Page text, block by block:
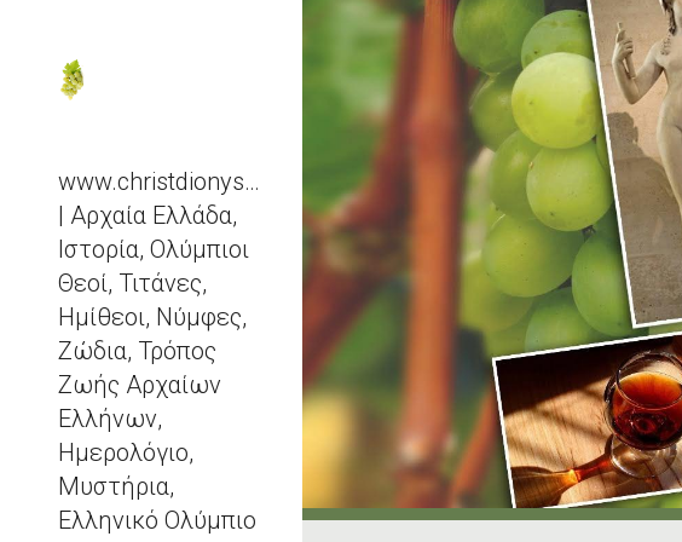
Skip to main content
www.christdionysos.com
| Αρχαία Ελλάδα,
Ιστορία, Ολύμπιοι
Θεοί, Τιτάνες,
Ημίθεοι, Νύμφες,
Ζώδια, Τρόπος
Ζωής Αρχαίων
Ελλήνων,
Ημερολόγιο,
Μυστήρια,
Ελληνικό Ολύμπιο